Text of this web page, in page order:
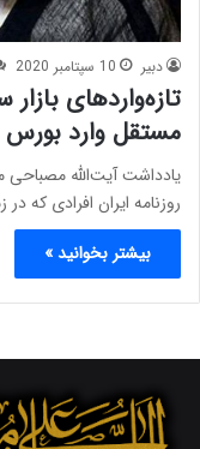
دبیر 10 سپتامبر 2020
تازه‌واردهای
مستقل وارد
یادداشت آیت‌الله مصباحی
روزنامه ایران افرادی که در
بیشتر بخوانید »